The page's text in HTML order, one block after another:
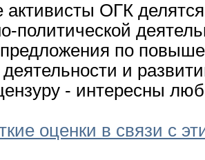
активисты ОГК
политической
по
деятельности и
- интересны
оценки в связи с